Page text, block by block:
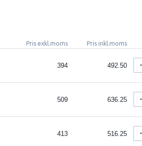
Pris exkl.moms Pris inkl.moms
394 492.50
509 636.25
413 516.25